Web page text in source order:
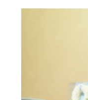
รัดกุมหรือไม่